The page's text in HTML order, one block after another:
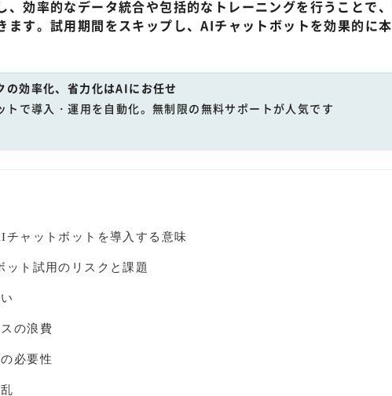
、効率的なデータ統合や包括的なトレーニングを行うことで
ます。試用期間をスキップし、AIチャットボットを効果的に
の効率化、省力化はAIにお任せ
トで導入・運用を自動化。無制限の無料サポートが人気です
チャットボットを導入する意味
ット試用のリスクと課題
の浪費
必要性